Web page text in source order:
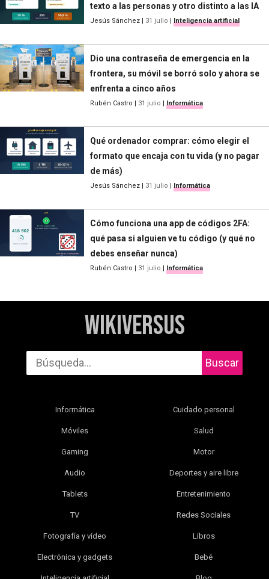
texto a las personas y otro distinto a las IA
Jesús Sánchez | 31 julio | Inteligencia artificial
Dio una contraseña de emergencia en la
frontera, su móvil se borró solo y ahora se
enfrenta a cinco años
Rubén Castro | 31 julio | Informática
Qué ordenador comprar: cómo elegir el
formato que encaja con tu vida (y no pagar
de más)
Jesús Sánchez | 31 julio | Informática
Cómo funciona una app de códigos 2FA:
qué pasa si alguien ve tu código (y qué no
debes enseñar nunca)
Rubén Castro | 31 julio | Informática
WikiVersus
Buscar
Informática
Móviles
Gaming
Audio
Tablets
TV
Fotografía y vídeo
Electrónica y gadgets
Cuidado personal
Salud
Motor
Deportes y aire libre
Entretenimiento
Redes Sociales
Libros
Bebé